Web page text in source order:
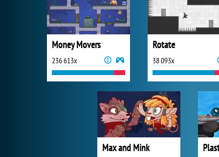
Money Movers
236 613x
Rotate
38 093x
Max and Mink